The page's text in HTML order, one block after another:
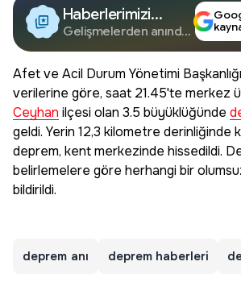
Haberlerimizi
Google'da Takip
Edin
Gelişmelerden anında
Afet ve Acil Durum Yönetimi
verilerine göre, saat 21.45'te merkez
Ceyhan ilçesi olan 3.5 büyüklüğünde
geldi. Yerin 12,3 kilometre derinliğinde
deprem, kent merkezinde hissedildi.
belirlemelere göre herhangi bir
bildirildi.
deprem anı deprem haberleri